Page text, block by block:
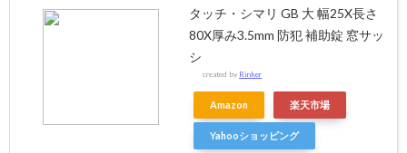
タッチ・シマリ GB 大 幅25X長さ
80X厚み3.5mm 防犯 補助錠 窓サッ
シ
created by Rinker
Amazon 楽天市場
Yahooショッピング